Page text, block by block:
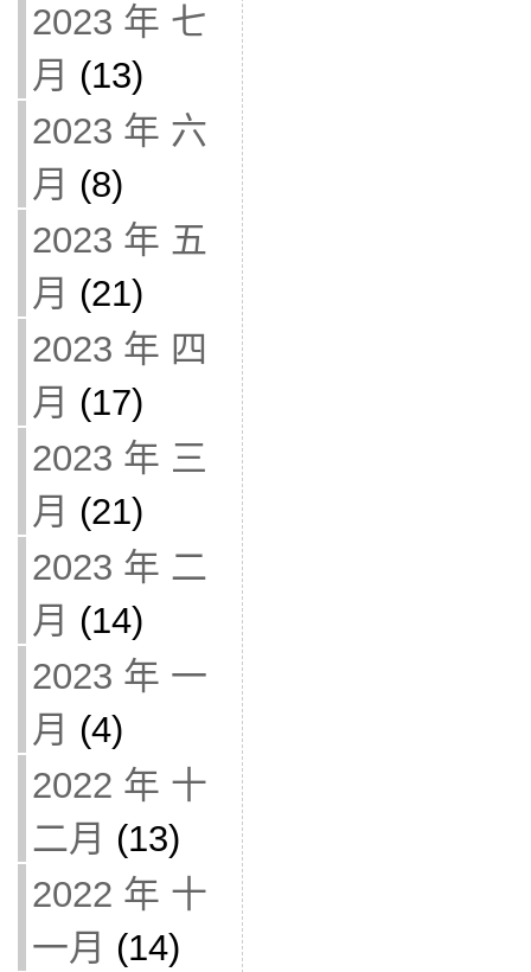
2023 年 七
月 (13)
2023 年 六
月 (8)
2023 年 五
月 (21)
2023 年 四
月 (17)
2023 年 三
月 (21)
2023 年 二
月 (14)
2023 年 一
月 (4)
2022 年 十
二月 (13)
2022 年 十
一月 (14)